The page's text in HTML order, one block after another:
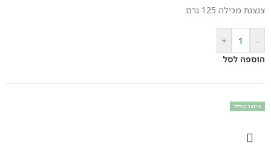
צנצנת מכילה 125 גרם.
-
+
הוספה לסל
מיוצר בגליל